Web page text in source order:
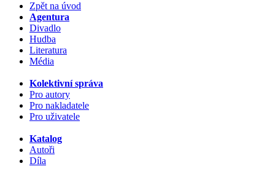
Zpět na úvod
Agentura
Divadlo
Hudba
Literatura
Média
Kolektivní správa
Pro autory
Pro nakladatele
Pro uživatele
Katalog
Autoři
Díla